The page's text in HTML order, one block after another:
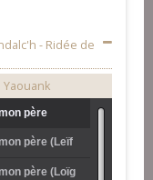
- Ridée de
père
père (Leïf
père (Loïg